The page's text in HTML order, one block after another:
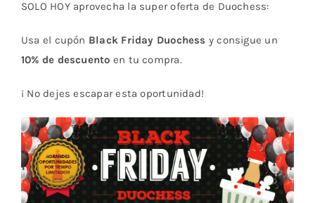
SOLO HOY aprovecha la super oferta de Duochess:
Usa el cupón Black Friday Duochess y consigue un
10% de descuento en tu compra.
¡ No dejes escapar esta oportunidad!